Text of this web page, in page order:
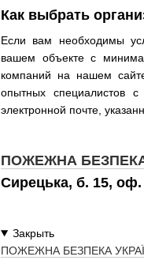
Как выбрать
Если вам необходимы
вашем объекте с
компаний на нашем
опытных специалистов
электронной почте,
ПОЖЕЖНА БЕЗПЕКА
Сирецька, б. 15,
ПОЖЕЖНА БЕЗПЕКА